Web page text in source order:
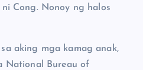
Cong. Nonoy ng halos
aking mga kamag anak,
National Bureau of